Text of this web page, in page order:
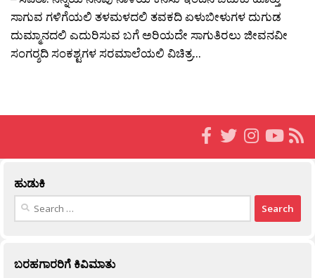
ಸಾಗುವ ಗಳಿಗೆಯಲಿ ತಳಮಳದಲಿ ತವಕದಿ ಏಳುಬೀಳುಗಳ ದುಗುಡ
ದುಮ್ಮಾನದಲಿ ಎದುರಿಸುವ ಬಗೆ ಅರಿಯದೇ ಸಾಗುತಿರಲು ಜೀವನವೀ
ಸಂಗರ‍್ಶದಿ ಸಂಕಶ್ಟಗಳ ಸರಮಾಲೆಯಲಿ ವಿಚಿತ್ರ...
ಹುಡುಕಿ
Search
ಬರಹಗಾರರಿಗೆ ಕಿವಿಮಾತು